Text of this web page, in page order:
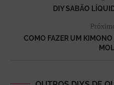
DIY SABÃO
COMO FAZER UM